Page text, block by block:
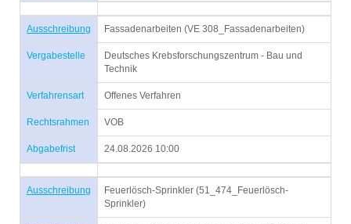
Ausschreibung Fassadenarbeiten (VE 308_Fassadenarbeiten)
Vergabestelle
Deutsches Krebsforschungszentrum - Bau und
Technik
Verfahrensart Offenes Verfahren
Rechtsrahmen VOB
Abgabefrist 24.08.2026 10:00
Ausschreibung
Feuerlösch-Sprinkler (51_474_Feuerlösch-
Sprinkler)